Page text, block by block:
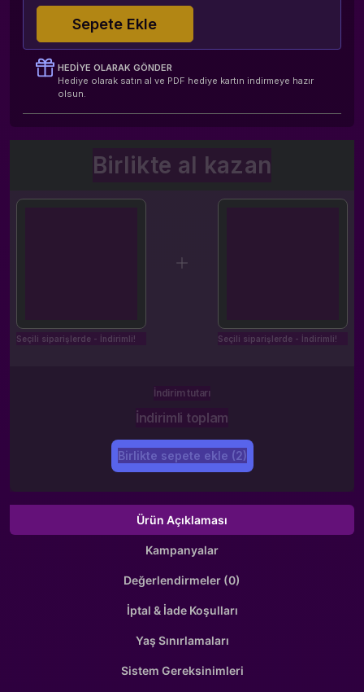
Sepete Ekle
HEDIYE OLARAK GÖNDER
Hediye olarak satın al ve PDF hediye kartın indirmeye hazır
olsun.
Birlikte al kazan
Seçili siparişlerde - İndirimli! Seçili siparişlerde - İndirimli!
İndirim tutarı
İndirimli toplam
Birlikte sepete ekle (2)
Ürün Açıklaması
Kampanyalar
Değerlendirmeler (0)
İptal & İade Koşulları
Yaş Sınırlamaları
Sistem Gereksinimleri